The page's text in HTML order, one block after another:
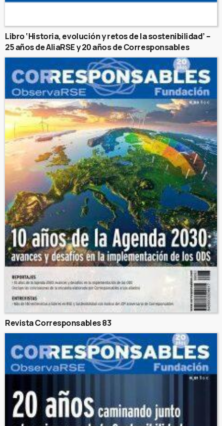
Libro ‘Historia, evolución y retos de la sostenibilidad’ –
25 años de AliaRSE y 20 años de Corresponsables
Revista Corresponsables 83